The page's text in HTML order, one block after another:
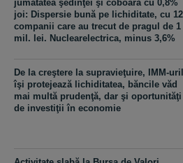
jumătatea şedinţei şi coboară cu 0,8%
joi: Dispersie bună pe lichiditate, cu 12
companii care au trecut de pragul de 1
mil. lei. Nuclearelectrica, minus 3,6%
De la creştere la supravieţuire, IMM-
îşi protejează lichiditatea, băncile văd
mai multă prudenţă, dar şi oportunităţi
de investiţii în economie